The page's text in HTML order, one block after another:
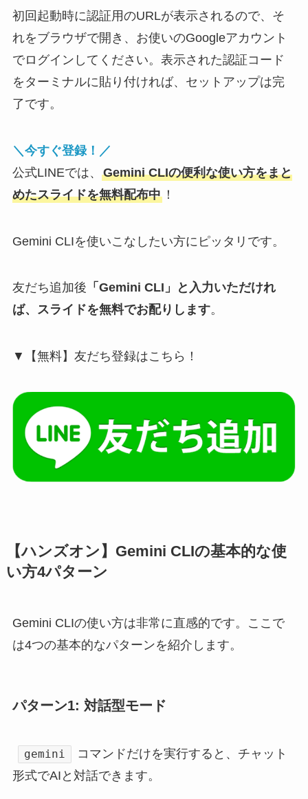
初回起動時に認証用のURLが表示されるので、そ
れをブラウザで開き、お使いのGoogleアカウント
でログインしてください。表示された認証コード
をターミナルに貼り付ければ、セットアップは完
了です。
＼今すぐ登録！／
公式LINEでは、 Gemini CLIの便利な使い方をまと
めたスライドを無料配布中！
Gemini CLIを使いこなしたい方にピッタリです。
友だち追加後 「Gemini CLI」と入力いただけれ
ば、スライドを無料でお配りします。
▼【無料】友だち登録はこちら！
【ハンズオン】Gemini CLIの基本的な使
い方4パターン
Gemini CLIの使い方は非常に直感的です。ここで
は4つの基本的なパターンを紹介します。
パターン1: 対話型モード
gemini
コマンドだけを実行すると、チャット
形式でAIと対話できます。